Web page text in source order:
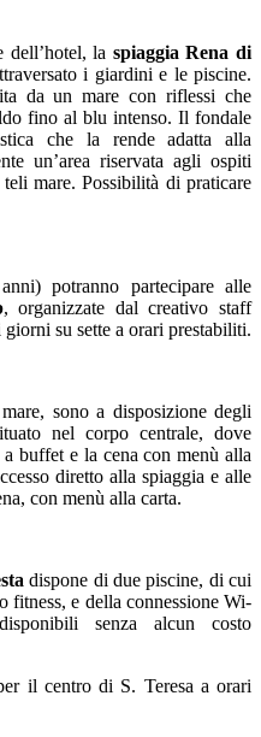
dell’hotel, la spiaggia Rena di
i giardini e le piscine.
da un mare con riflessi che
fino al blu intenso. Il fondale
che la rende adatta alla
un’area riservata agli ospiti
mare. Possibilità di praticare
potranno partecipare alle
, organizzate dal creativo staff
su sette a orari prestabiliti.
sono a disposizione degli
nel corpo centrale, dove
buffet e la cena con menù alla
diretto alla spiaggia e alle
con menù alla carta.
dispone di due piscine, di cui
fitness, e della connessione Wi-
senza alcun costo
il centro di S. Teresa a orari